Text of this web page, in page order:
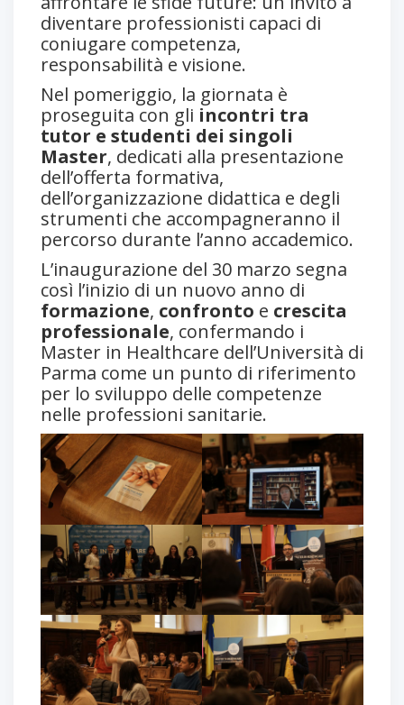
diventare professionisti capaci di
coniugare competenza,
responsabilità e visione.
Nel pomeriggio, la giornata è
proseguita con gli incontri tra
tutor e studenti dei singoli
Master, dedicati alla presentazione
dell’offerta formativa,
dell’organizzazione didattica e degli
strumenti che accompagneranno il
percorso durante l’anno accademico.
L’inaugurazione del 30 marzo segna
così l’inizio di un nuovo anno di
formazione, confronto e crescita
professionale, confermando i
Master in Healthcare dell’Università di
Parma come un punto di riferimento
per lo sviluppo delle competenze
nelle professioni sanitarie.